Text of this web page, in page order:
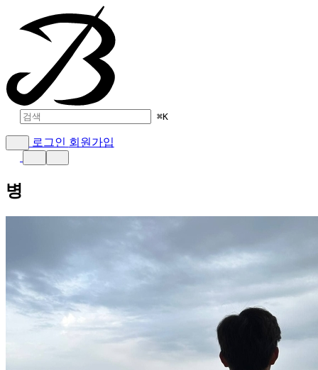
⌘K
로그인 회원가입
병